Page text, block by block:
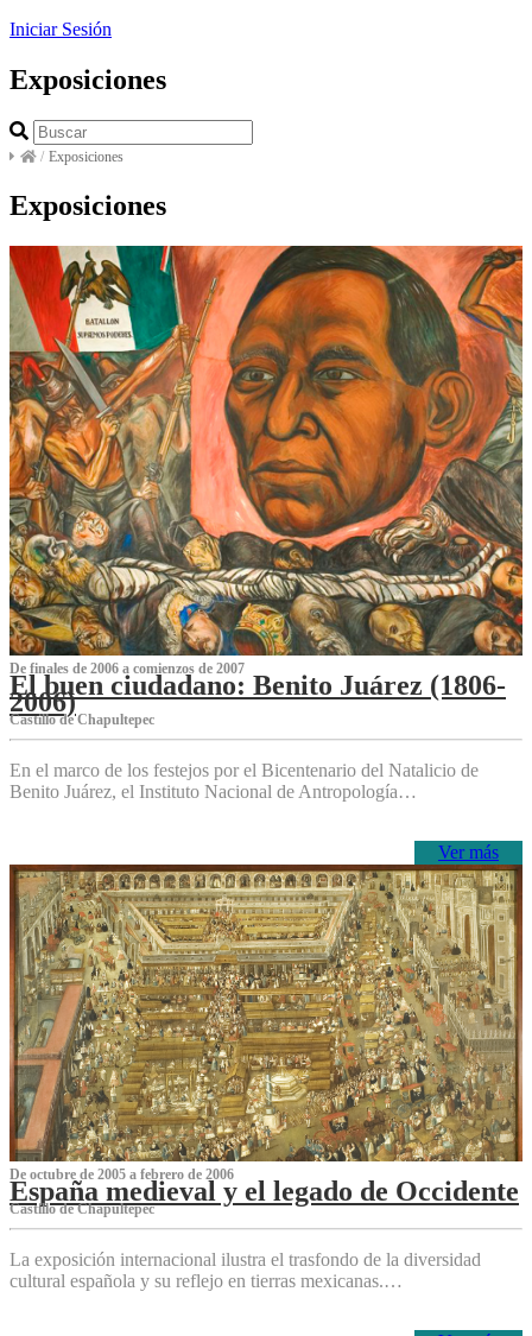
Iniciar Sesión
Exposiciones
/ Exposiciones
Exposiciones
De finales de 2006 a comienzos de 2007
El buen ciudadano: Benito Juárez (1806-
2006)
Castillo de Chapultepec
En el marco de los festejos por el Bicentenario del Natalicio de
Benito Juárez, el Instituto Nacional de Antropología…
Ver más
De octubre de 2005 a febrero de 2006
España medieval y el legado de Occidente
Castillo de Chapultepec
La exposición internacional ilustra el trasfondo de la diversidad
cultural española y su reflejo en tierras mexicanas.…